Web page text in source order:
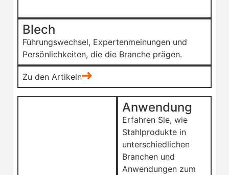
Blech
Führungswechsel, Expertenmeinungen und
Persönlichkeiten, die die Branche prägen.
Zu den Artikeln
Anwendung
Erfahren Sie, wie
Stahlprodukte in
unterschiedlichen
Branchen und
Anwendungen zum